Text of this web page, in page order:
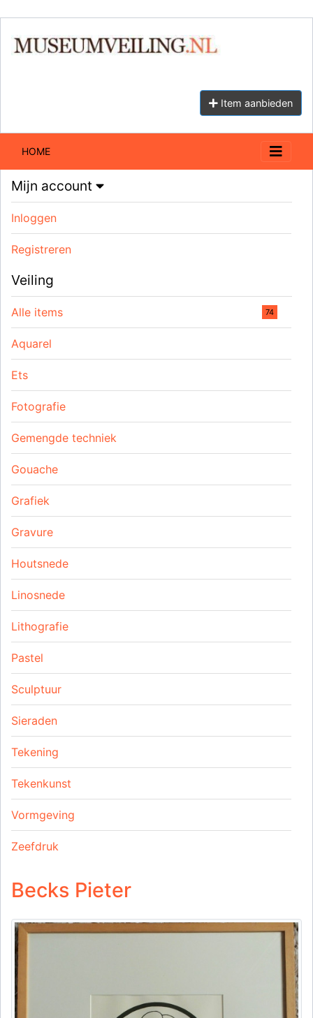
Item aanbieden
HOME
Mijn account
Inloggen
Registreren
Veiling
Alle items 74
Aquarel
Ets
Fotografie
Gemengde techniek
Gouache
Grafiek
Gravure
Houtsnede
Linosnede
Lithografie
Pastel
Sculptuur
Sieraden
Tekening
Tekenkunst
Vormgeving
Zeefdruk
Becks Pieter